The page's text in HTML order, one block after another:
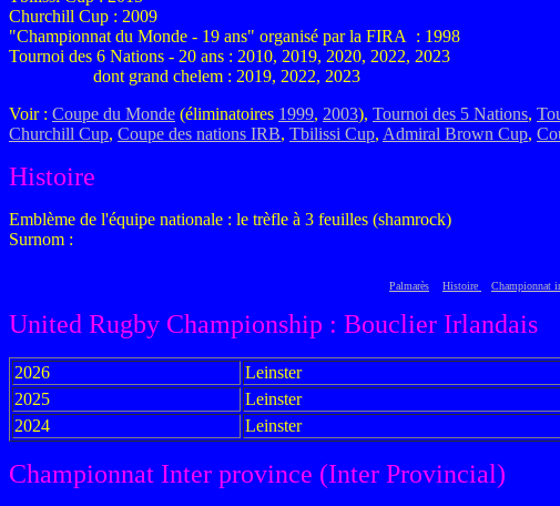
Churchill Cup : 2009
"Championnat du Monde - 19 ans" organisé par la FIRA : 1998
Tournoi des 6 Nations - 20 ans : 2010, 2019, 2020, 2022, 2023
dont grand chelem : 2019, 2022, 2023
Voir : Coupe du Monde (éliminatoires 1999, 2003), Tournoi des 5 Nations,
Churchill Cup, Coupe des nations IRB, Tbilissi Cup, Admiral Brown Cup,
Histoire
Emblème de l'équipe nationale : le trèfle à 3 feuilles (shamrock)
Surnom :
Palmarès
Histoire Championnat
United Rugby Championship : Bouclier Irlandais
2026
Leinster
2025
Leinster
2024
Leinster
Championnat Inter province (Inter Provincial)